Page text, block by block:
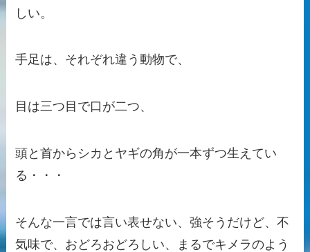
しい。
手足は、それぞれ違う動物で、
目は三つ目で口が二つ、
頭と首からシカとヤギの角が一本ずつ生えてい
る・・・
そんな一言では言い表せない、強そうだけど、不
気味で、おどろおどろしい、まるでキメラのよう